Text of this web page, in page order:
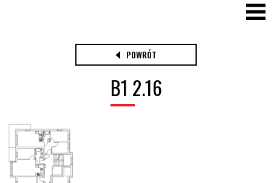
POWRÓT
B1 2.16